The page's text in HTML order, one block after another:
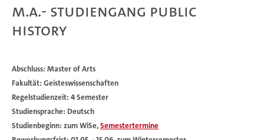
M.A.- Studiengang Public
History
Abschluss: Master of Arts
Fakultät: Geisteswissenschaften
Regelstudienzeit: 4 Semester
Studiensprache: Deutsch
Studienbeginn: zum WiSe,Semestertermine